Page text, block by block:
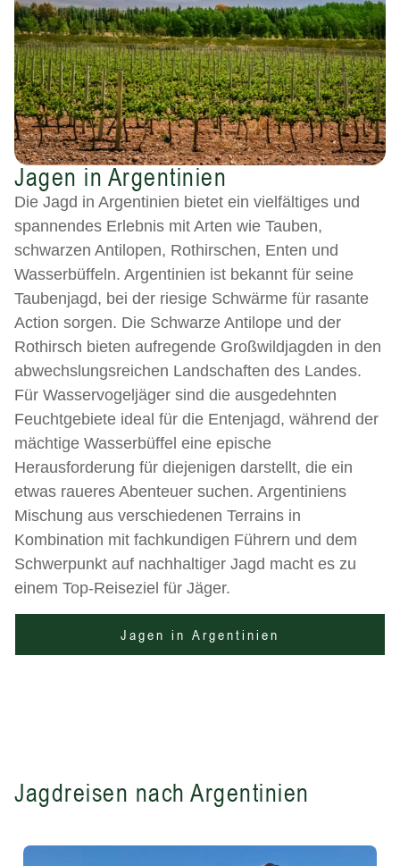
Jagen in Argentinien
Die Jagd in Argentinien bietet ein vielfältiges und
spannendes Erlebnis mit Arten wie Tauben,
schwarzen Antilopen, Rothirschen, Enten und
Wasserbüffeln. Argentinien ist bekannt für seine
Taubenjagd, bei der riesige Schwärme für rasante
Action sorgen. Die Schwarze Antilope und der
Rothirsch bieten aufregende Großwildjagden in den
abwechslungsreichen Landschaften des Landes.
Für Wasservogeljäger sind die ausgedehnten
Feuchtgebiete ideal für die Entenjagd, während der
mächtige Wasserbüffel eine epische
Herausforderung für diejenigen darstellt, die ein
etwas raueres Abenteuer suchen. Argentiniens
Mischung aus verschiedenen Terrains in
Kombination mit fachkundigen Führern und dem
Schwerpunkt auf nachhaltiger Jagd macht es zu
einem Top-Reiseziel für Jäger.
Jagen in Argentinien
Jagdreisen nach Argentinien